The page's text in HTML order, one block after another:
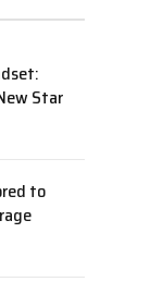
Star
to